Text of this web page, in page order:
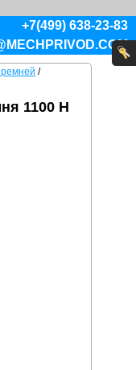
+7(499) 638-23-83
ремней /
1100 H